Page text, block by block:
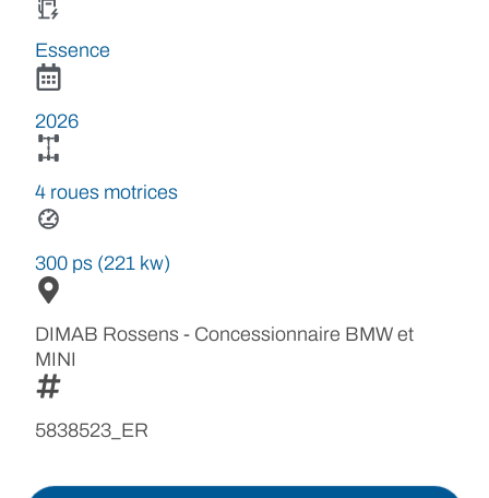
Essence
2026
4 roues motrices
300 ps (221 kw)
DIMAB Rossens - Concessionnaire BMW et
MINI
5838523_ER